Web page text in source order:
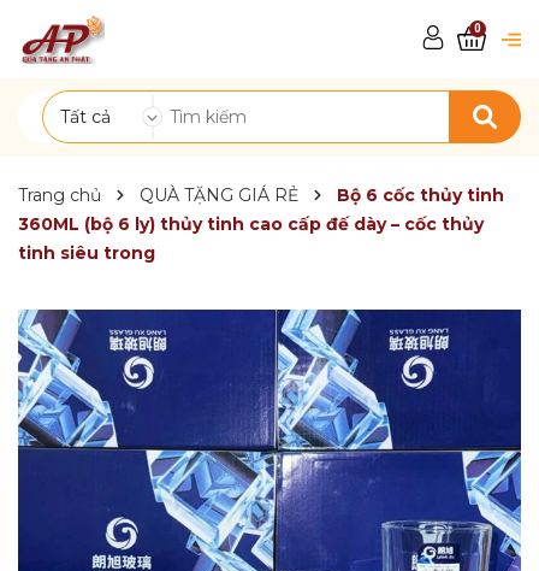
Tất cả
0
Trang chủ QUÀ TẶNG GIÁ RẺ
Bộ 6 cốc thủy tinh
360ML (bộ 6 ly) thủy tinh cao cấp đế dày – cốc thủy
tinh siêu trong